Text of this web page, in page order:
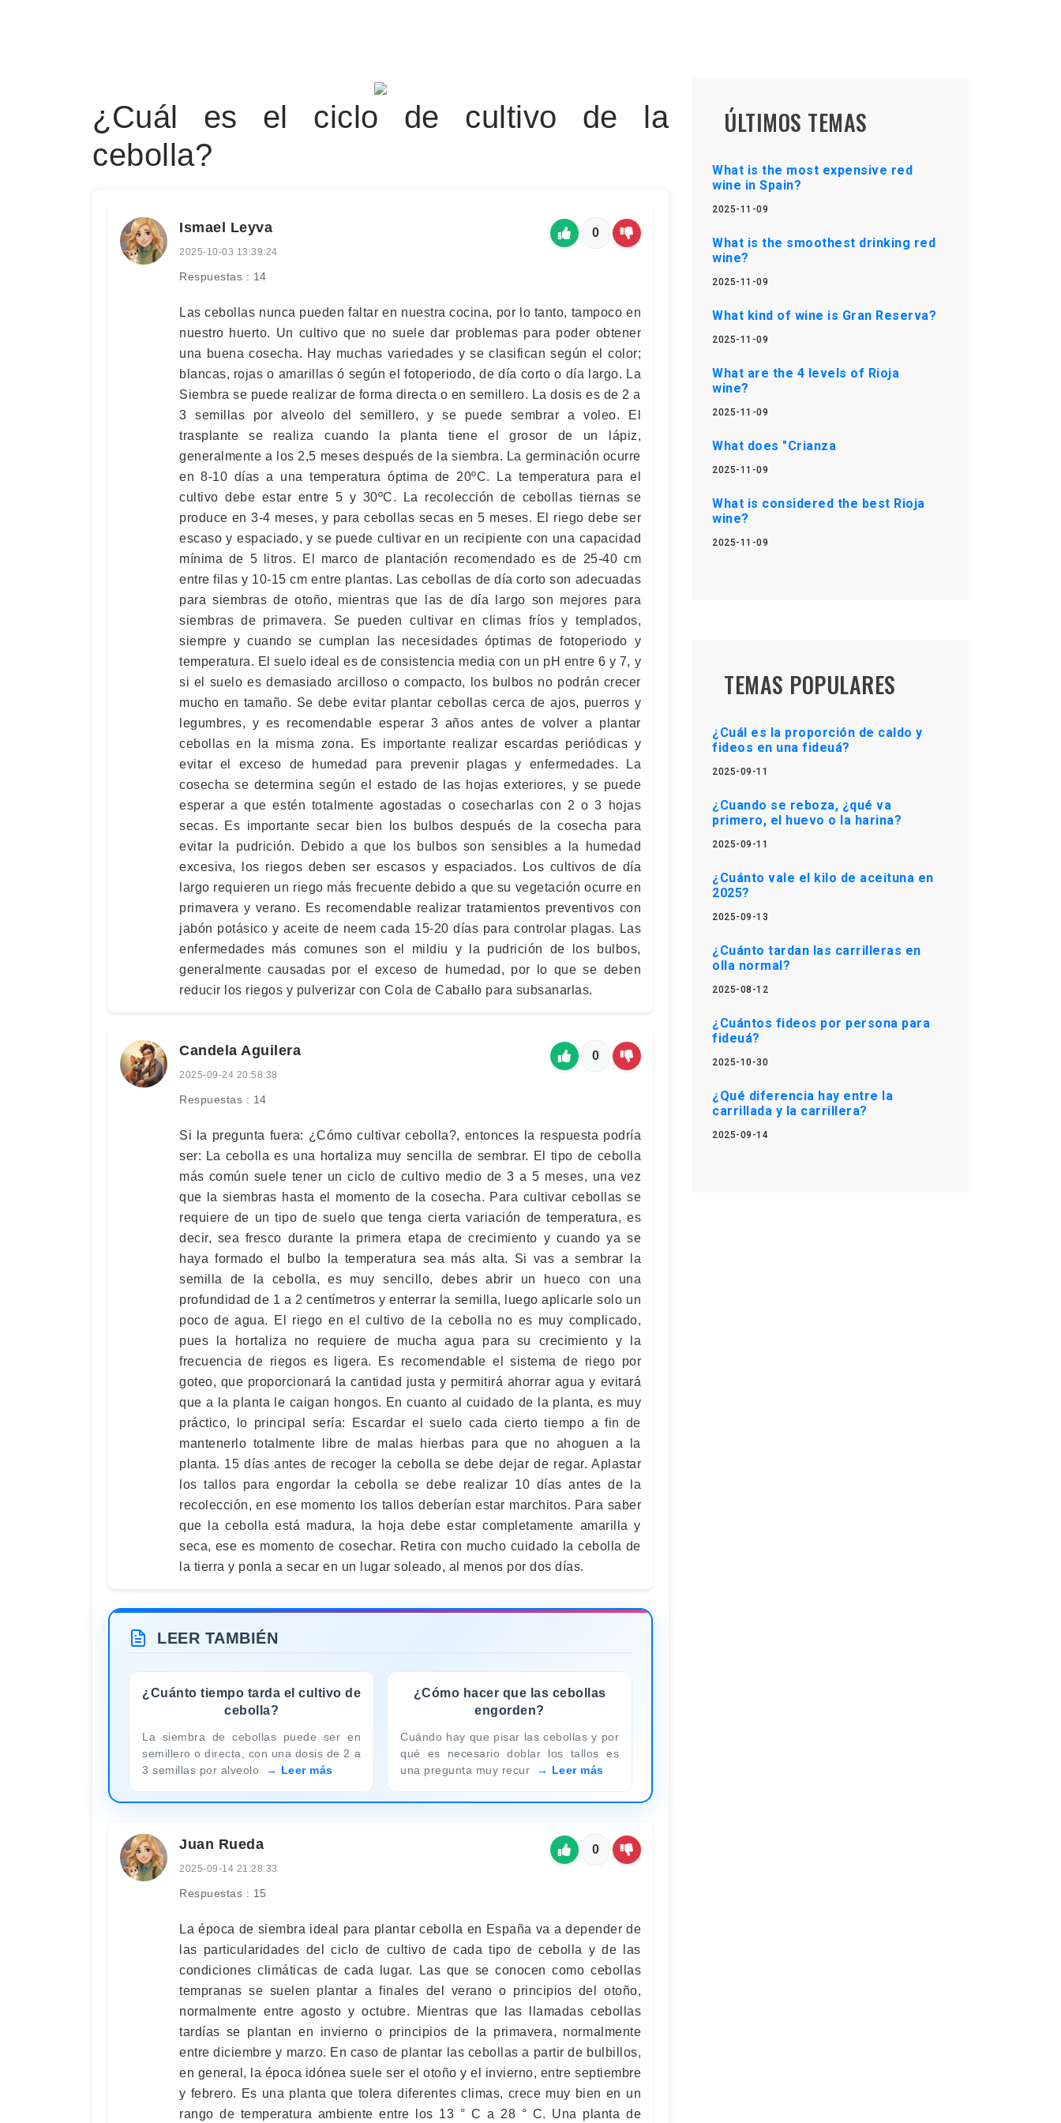
¿Cuál es el ciclo de cultivo de la
cebolla?
Ismael Leyva
2025-10-03 13:39:24
Respuestas : 14
0
Las cebollas nunca pueden faltar en nuestra cocina, por lo tanto, tampoco en
nuestro huerto. Un cultivo que no suele dar problemas para poder obtener
una buena cosecha. Hay muchas variedades y se clasifican según el color;
blancas, rojas o amarillas ó según el fotoperiodo, de día corto o día largo. La
Siembra se puede realizar de forma directa o en semillero. La dosis es de 2 a
3 semillas por alveolo del semillero, y se puede sembrar a voleo. El
trasplante se realiza cuando la planta tiene el grosor de un lápiz,
generalmente a los 2,5 meses después de la siembra. La germinación ocurre
en 8-10 días a una temperatura óptima de 20ºC. La temperatura para el
cultivo debe estar entre 5 y 30ºC. La recolección de cebollas tiernas se
produce en 3-4 meses, y para cebollas secas en 5 meses. El riego debe ser
escaso y espaciado, y se puede cultivar en un recipiente con una capacidad
mínima de 5 litros. El marco de plantación recomendado es de 25-40 cm
entre filas y 10-15 cm entre plantas. Las cebollas de día corto son adecuadas
para siembras de otoño, mientras que las de día largo son mejores para
siembras de primavera. Se pueden cultivar en climas fríos y templados,
siempre y cuando se cumplan las necesidades óptimas de fotoperiodo y
temperatura. El suelo ideal es de consistencia media con un pH entre 6 y 7, y
si el suelo es demasiado arcilloso o compacto, los bulbos no podrán crecer
mucho en tamaño. Se debe evitar plantar cebollas cerca de ajos, puerros y
legumbres, y es recomendable esperar 3 años antes de volver a plantar
cebollas en la misma zona. Es importante realizar escardas periódicas y
evitar el exceso de humedad para prevenir plagas y enfermedades. La
cosecha se determina según el estado de las hojas exteriores, y se puede
esperar a que estén totalmente agostadas o cosecharlas con 2 o 3 hojas
secas. Es importante secar bien los bulbos después de la cosecha para
evitar la pudrición. Debido a que los bulbos son sensibles a la humedad
excesiva, los riegos deben ser escasos y espaciados. Los cultivos de día
largo requieren un riego más frecuente debido a que su vegetación ocurre en
primavera y verano. Es recomendable realizar tratamientos preventivos con
jabón potásico y aceite de neem cada 15-20 días para controlar plagas. Las
enfermedades más comunes son el mildiu y la pudrición de los bulbos,
generalmente causadas por el exceso de humedad, por lo que se deben
reducir los riegos y pulverizar con Cola de Caballo para subsanarlas.
Candela Aguilera
2025-09-24 20:58:38
Respuestas : 14
0
Si la pregunta fuera: ¿Cómo cultivar cebolla?, entonces la respuesta podría
ser: La cebolla es una hortaliza muy sencilla de sembrar. El tipo de cebolla
más común suele tener un ciclo de cultivo medio de 3 a 5 meses, una vez
que la siembras hasta el momento de la cosecha. Para cultivar cebollas se
requiere de un tipo de suelo que tenga cierta variación de temperatura, es
decir, sea fresco durante la primera etapa de crecimiento y cuando ya se
haya formado el bulbo la temperatura sea más alta. Si vas a sembrar la
semilla de la cebolla, es muy sencillo, debes abrir un hueco con una
profundidad de 1 a 2 centímetros y enterrar la semilla, luego aplicarle solo un
poco de agua. El riego en el cultivo de la cebolla no es muy complicado,
pues la hortaliza no requiere de mucha agua para su crecimiento y la
frecuencia de riegos es ligera. Es recomendable el sistema de riego por
goteo, que proporcionará la cantidad justa y permitirá ahorrar agua y evitará
que a la planta le caigan hongos. En cuanto al cuidado de la planta, es muy
práctico, lo principal sería: Escardar el suelo cada cierto tiempo a fin de
mantenerlo totalmente libre de malas hierbas para que no ahoguen a la
planta. 15 días antes de recoger la cebolla se debe dejar de regar. Aplastar
los tallos para engordar la cebolla se debe realizar 10 días antes de la
recolección, en ese momento los tallos deberían estar marchitos. Para saber
que la cebolla está madura, la hoja debe estar completamente amarilla y
seca, ese es momento de cosechar. Retira con mucho cuidado la cebolla de
la tierra y ponla a secar en un lugar soleado, al menos por dos días.
LEER TAMBIÉN
¿Cuánto tiempo tarda el cultivo de
cebolla?
La siembra de cebollas puede ser en
semillero o directa, con una dosis de 2 a
3 semillas por alveolo
Leer más
¿Cómo hacer que las cebollas
engorden?
Cuándo hay que pisar las cebollas y por
qué es necesario doblar los tallos es
una pregunta muy recur
Leer más
Juan Rueda
2025-09-14 21:28:33
Respuestas : 15
0
La época de siembra ideal para plantar cebolla en España va a depender de
las particularidades del ciclo de cultivo de cada tipo de cebolla y de las
condiciones climáticas de cada lugar. Las que se conocen como cebollas
tempranas se suelen plantar a finales del verano o principios del otoño,
normalmente entre agosto y octubre. Mientras que las llamadas cebollas
tardías se plantan en invierno o principios de la primavera, normalmente
entre diciembre y marzo. En caso de plantar las cebollas a partir de bulbillos,
en general, la época idónea suele ser el otoño y el invierno, entre septiembre
y febrero. Es una planta que tolera diferentes climas, crece muy bien en un
rango de temperatura ambiente entre los 13 ° C a 28 ° C. Una planta de
ÚLTIMOS TEMAS
What is the most expensive red
wine in Spain?
2025-11-09
What is the smoothest drinking red
wine?
2025-11-09
What kind of wine is Gran Reserva?
2025-11-09
What are the 4 levels of Rioja
wine?
2025-11-09
What does "Crianza
2025-11-09
What is considered the best Rioja
wine?
2025-11-09
TEMAS POPULARES
¿Cuál es la proporción de caldo y
fideos en una fideuá?
2025-09-11
¿Cuando se reboza, ¿qué va
primero, el huevo o la harina?
2025-09-11
¿Cuánto vale el kilo de aceituna en
2025?
2025-09-13
¿Cuánto tardan las carrilleras en
olla normal?
2025-08-12
¿Cuántos fideos por persona para
fideuá?
2025-10-30
¿Qué diferencia hay entre la
carrillada y la carrillera?
2025-09-14